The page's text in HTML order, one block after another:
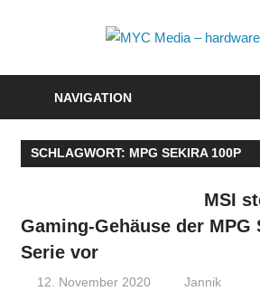
NAVIGATION
SCHLAGWORT: MPG SEKIRA 100P
MSI
Gaming-Gehäuse der MPG
Serie vor
12. November 2020 Jannik